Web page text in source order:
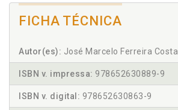
FICHA TÉCNICA
Autor(es): José Marcelo Ferreira Costa
ISBN v. impressa: 978652630889-9
ISBN v. digital: 978652630863-9